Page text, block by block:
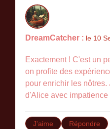
DreamCatcher : le 10
Exactement ! C'est un
on profite des
pour enrichir les
d'Alice avec impatience
J'aime Répondre